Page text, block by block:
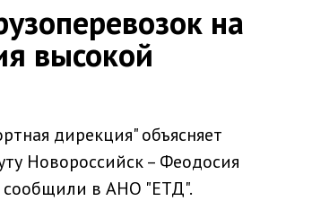
на
высокой
дирекция" объясняет
Новороссийск – Феодосия
сообщили в АНО "ЕТД".